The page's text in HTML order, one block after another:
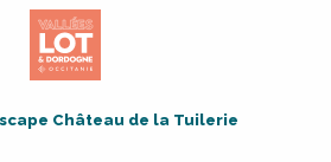
Château de la Tuilerie